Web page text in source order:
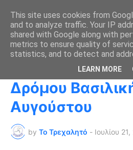
Αρχική σελίδα αγώνες
"6ος Λαϊκός
Δρόμου
Αυγούστου
by Το Τρεχαλητό - Ιουλίου
This site uses cookies from
and to analyze traffic. Your IP
shared with Google along with
metrics to ensure quality of
statistics, and to detect and
LEARN MORE